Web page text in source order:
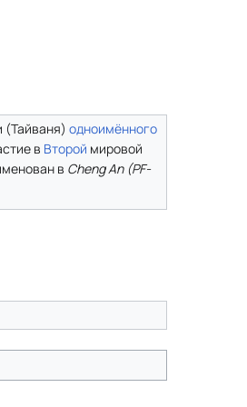
(Тайваня) одноимённого
в Второй мировой
в Cheng An (PF-